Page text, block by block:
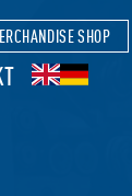
SHOP